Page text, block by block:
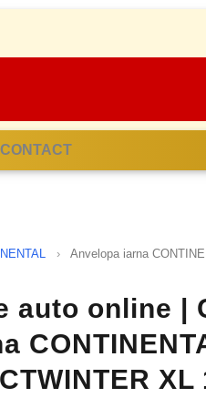
CONTACT
›
Anvelopa iarna
auto online |
XL